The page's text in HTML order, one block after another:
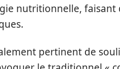
nutritionnelle, faisant
pertinent de